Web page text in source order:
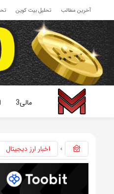
آخرین مطالب تحلیل بیت کوین
مالی3
اخبار ارز دیجیتال